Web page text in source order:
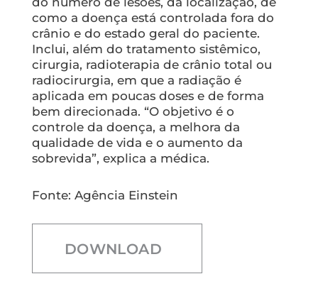
como a doença está controlada fora do
crânio e do estado geral do paciente.
Inclui, além do tratamento sistêmico,
cirurgia, radioterapia de crânio total ou
radiocirurgia, em que a radiação é
aplicada em poucas doses e de forma
bem direcionada. “O objetivo é o
controle da doença, a melhora da
qualidade de vida e o aumento da
sobrevida”, explica a médica.
Fonte: Agência Einstein
DOWNLOAD